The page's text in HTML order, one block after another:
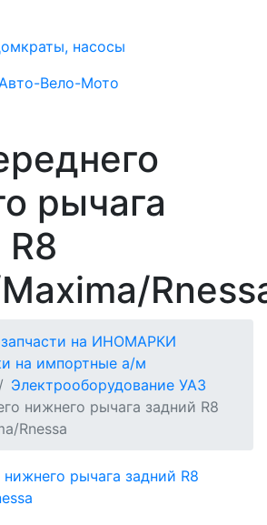
насосы
Вело-Мото
рычага
на ИНОМАРКИ
на импортные а/м
Электрооборудование УАЗ
нижнего рычага задний R8
Rnessa